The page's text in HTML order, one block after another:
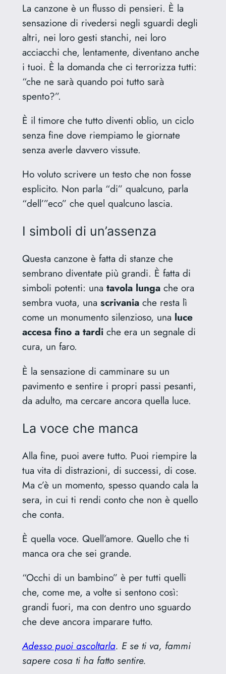
La canzone è un flusso di pensieri. È la
sensazione di rivedersi negli sguardi degli
altri, nei loro gesti stanchi, nei loro
acciacchi che, lentamente, diventano anche
i tuoi. È la domanda che ci terrorizza tutti:
“che ne sarà quando poi tutto sarà
spento?”.
È il timore che tutto diventi oblio, un ciclo
senza fine dove riempiamo le giornate
senza averle davvero vissute.
Ho voluto scrivere un testo che non fosse
esplicito. Non parla “di” qualcuno, parla
“dell’”eco” che quel qualcuno lascia.
I simboli di un’assenza
Questa canzone è fatta di stanze che
sembrano diventate più grandi. È fatta di
simboli potenti: una tavola lungache ora
sembra vuota, una scrivaniache resta lì
come un monumento silenzioso, una luce
accesa fino a tardiche era un segnale di
cura, un faro.
È la sensazione di camminare su un
pavimento e sentire i propri passi pesanti,
da adulto, ma cercare ancora quella luce.
La voce che manca
Alla fine, puoi avere tutto. Puoi riempire la
tua vita di distrazioni, di successi, di cose.
Ma c’è un momento, spesso quando cala la
sera, in cui ti rendi conto che non è quello
che conta.
È quella voce. Quell’amore. Quello che ti
manca ora che sei grande.
“Occhi di un bambino” è per tutti quelli
che, come me, a volte si sentono così:
grandi fuori, ma con dentro uno sguardo
che deve ancora imparare tutto.
Adesso puoi ascoltarla. E se ti va, fammi
sapere cosa ti ha fatto sentire.